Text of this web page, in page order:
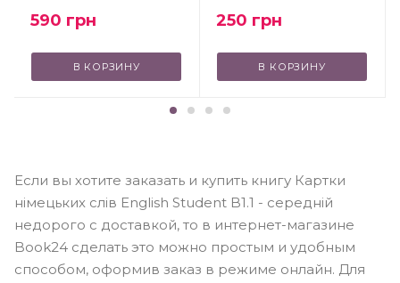
590 грн
В КОРЗИНУ
250 грн
В КОРЗИНУ
Если вы хотите заказать и купить книгу Картки
німецьких слів English Student B1.1 - середній
недорого с доставкой, то в интернет-магазине
Book24 сделать это можно простым и удобным
способом, оформив заказ в режиме онлайн. Для